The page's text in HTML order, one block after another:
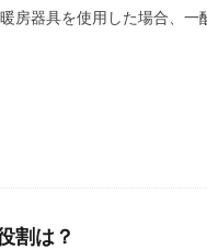
房器具を使用した場合、一
割は？